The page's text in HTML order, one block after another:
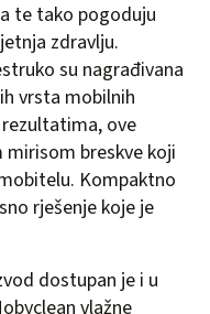
te tako pogoduju
zdravlju.
su nagrađivana
vrsta mobilnih
ove
breskve koji
Kompaktno
rješenje koje je
dostupan je i u
vlažne